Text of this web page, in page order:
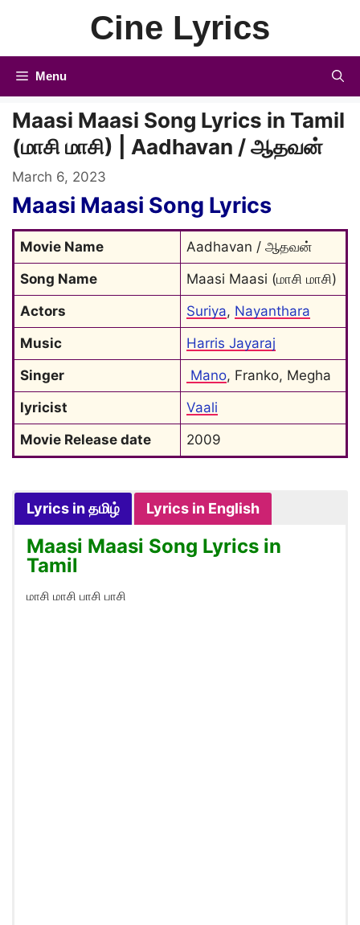
Cine Lyrics
Menu
Maasi Maasi Song Lyrics in Tamil
(மாசி மாசி) | Aadhavan / ஆதவன்
March 6, 2023
Maasi Maasi Song Lyrics
Movie Name
Aadhavan / ஆதவன்
Song Name
Maasi Maasi (மாசி மாசி)
Actors
Suriya, Nayanthara
Music
Harris Jayaraj
Singer
Mano, Franko, Megha
lyricist
Vaali
Movie Release date
2009
Lyrics in தமிழ் Lyrics in English
Maasi Maasi Song Lyrics in
Tamil
மாசி மாசி பாசி பாசி